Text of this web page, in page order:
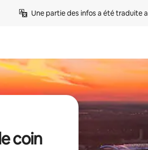
Une partie des infos a été traduite
coin